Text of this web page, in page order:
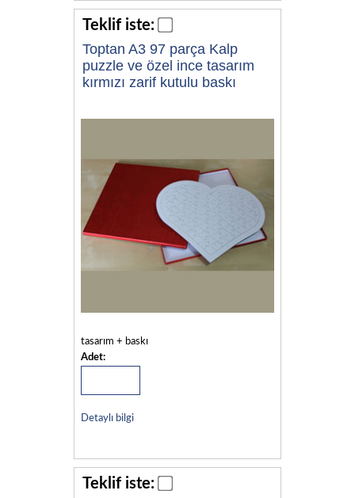
Teklif iste:
Toptan A3 97 parça Kalp
puzzle ve özel ince tasarım
kırmızı zarif kutulu baskı
tasarım + baskı
Adet:
Detaylı bilgi
Teklif iste: